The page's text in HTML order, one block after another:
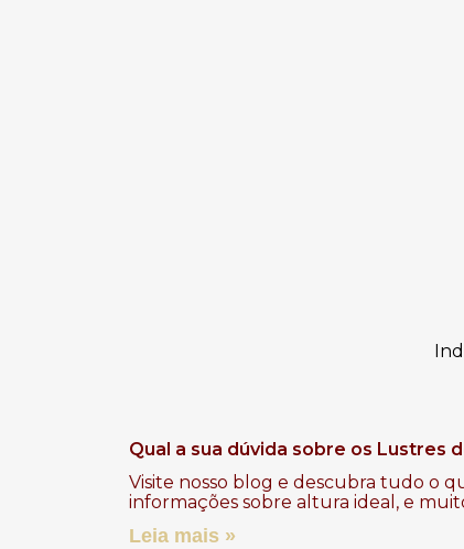
Qual a sua dúvida sobre os Lustres
Visite nosso blog e descubra tudo o
informações sobre altura ideal, e
Leia mais »